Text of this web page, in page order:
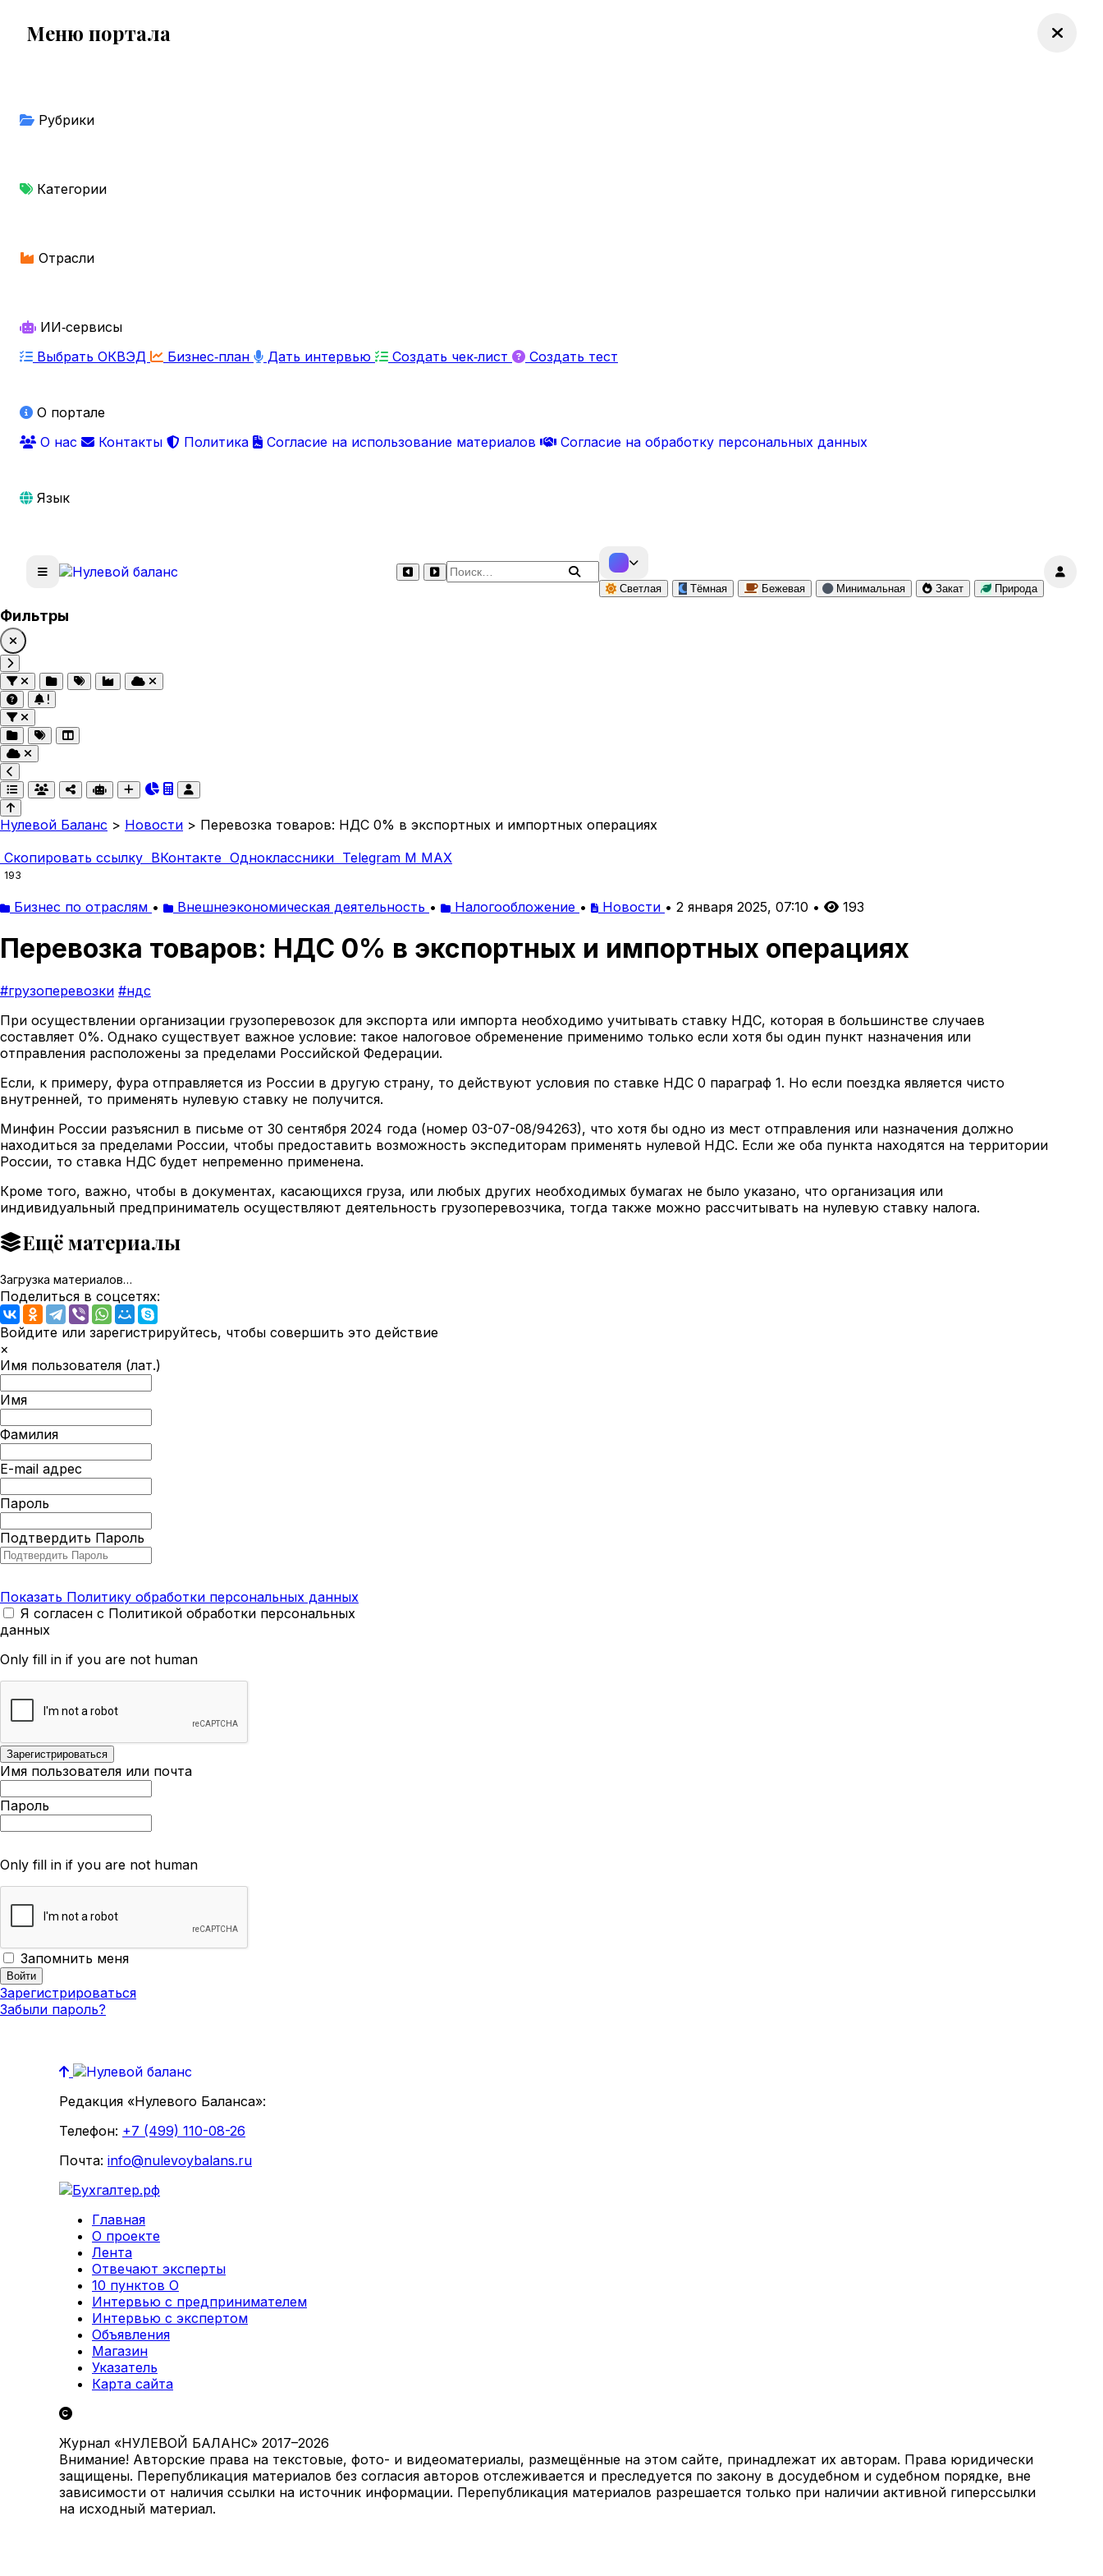
Меню портала
Рубрики
Категории
Отрасли
ИИ‑сервисы
Выбрать ОКВЭД
Бизнес‑план Дать интервью Создать чек‑лист Создать тест
О портале
О нас
Контакты Политика Согласие на использование материалов Согласие на обработку персональных данных
Язык
Поиск по сайту
Светлая Тёмная Бежевая Минимальная Закат Природа
Фильтры
Нулевой Баланс > Новости > Перевозка товаров: НДС 0% в экспортных и импортных операциях
Скопировать ссылку ВКонтакте Одноклассники Telegram M MAX
193
Бизнес по отраслям • Внешнеэкономическая деятельность • Налогообложение • Новости • 2 января 2025, 07:10 • 193
Перевозка товаров: НДС 0% в экспортных и импортных операциях
#грузоперевозки #ндс
При осуществлении организации грузоперевозок для экспорта или импорта необходимо учитывать ставку НДС, которая в большинстве случаев
составляет 0%. Однако существует важное условие: такое налоговое обременение применимо только если хотя бы один пункт назначения или
отправления расположены за пределами Российской Федерации.
Если, к примеру, фура отправляется из России в другую страну, то действуют условия по ставке НДС 0 параграф 1. Но если поездка является чисто
внутренней, то применять нулевую ставку не получится.
Минфин России разъяснил в письме от 30 сентября 2024 года (номер 03-07-08/94263), что хотя бы одно из мест отправления или назначения должно
находиться за пределами России, чтобы предоставить возможность экспедиторам применять нулевой НДС. Если же оба пункта находятся на территории
России, то ставка НДС будет непременно применена.
Кроме того, важно, чтобы в документах, касающихся груза, или любых других необходимых бумагах не было указано, что организация или
индивидуальный предприниматель осуществляют деятельность грузоперевозчика, тогда также можно рассчитывать на нулевую ставку налога.
Ещё материалы
Загрузка материалов…
Поделиться в соцсетях:
Войдите или зарегистрируйтесь, чтобы совершить это действие
×
Имя пользователя (лат.)
Имя
Фамилия
E-mail адрес
Пароль
Подтвердить Пароль
Показать Политику обработки персональных данных
Я согласен с Политикой обработки персональных
данных
Only fill in if you are not human
Имя пользователя или почта
Пароль
Only fill in if you are not human
Запомнить меня
Зарегистрироваться
Забыли пароль?
Редакция «Нулевого Баланса»:
Телефон: +7 (499) 110-08-26
Почта: info@nulevoybalans.ru
Главная
О проекте
Лента
Отвечают эксперты
10 пунктов О
Интервью с предпринимателем
Интервью с экспертом
Объявления
Магазин
Указатель
Карта сайта
Журнал «НУЛЕВОЙ БАЛАНС» 2017–2026
Внимание! Авторские права на текстовые, фото- и видеоматериалы, размещённые на этом сайте, принадлежат их авторам. Права юридически
защищены. Перепубликация материалов без согласия авторов отслеживается и преследуется по закону в досудебном и судебном порядке, вне
зависимости от наличия ссылки на источник информации. Перепубликация материалов разрешается только при наличии активной гиперссылки
на исходный материал.